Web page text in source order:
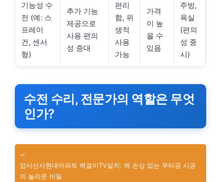
기능성 수
전 (예: 스
프레이
건, 센서
형)
추가 기능
제공으로
사용 편의
성 증대
편리
함, 위
생적
사용
가능
가격
이 높
을 수
있음
주방,
욕실
(편의
성 중
시)
수전 수리, 전문가의 역할은 무엇
인가?
✓
암사선사현대아파트 벽걸이TV설치: 벽 손상 없는 무타공 시공
의 놀라운 비밀